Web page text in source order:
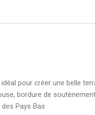
pour créer une belle
bordure de
Pays Bas